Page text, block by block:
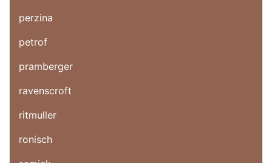
perzina
petrof
pramberger
ravenscroft
ritmuller
ronisch